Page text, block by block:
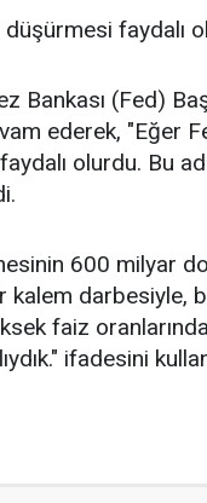
düşürmesi faydalı
Bankası (Fed)
ederek, "Eğer
olurdu. Bu
600 milyar
kalem darbesiyle,
faiz
ifadesini